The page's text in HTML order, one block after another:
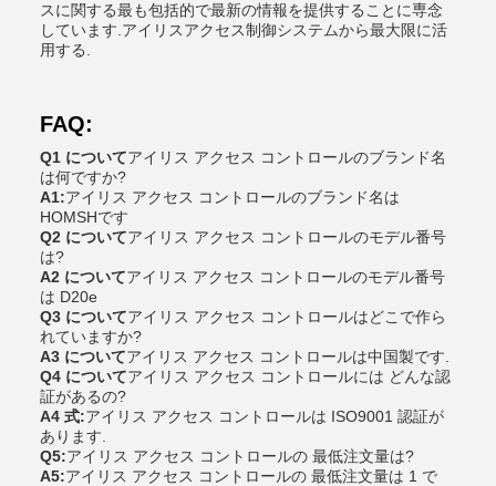
スに関する最も包括的で最新の情報を提供することに専念
しています.アイリスアクセス制御システムから最大限に活
用する.
FAQ:
Q1 についてアイリス アクセス コントロールのブランド名
は何ですか?
A1:アイリス アクセス コントロールのブランド名は
HOMSHです
Q2 についてアイリス アクセス コントロールのモデル番号
は?
A2 についてアイリス アクセス コントロールのモデル番号
は D20e
Q3 についてアイリス アクセス コントロールはどこで作ら
れていますか?
A3 についてアイリス アクセス コントロールは中国製です.
Q4 についてアイリス アクセス コントロールには どんな認
証があるの?
A4 式:アイリス アクセス コントロールは ISO9001 認証が
あります.
Q5:アイリス アクセス コントロールの 最低注文量は?
A5:アイリス アクセス コントロールの 最低注文量は 1 で